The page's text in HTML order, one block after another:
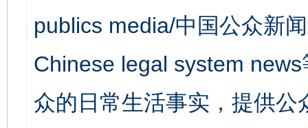
publics media/中国公众新
Chinese legal system
众的日常生活事实，提供